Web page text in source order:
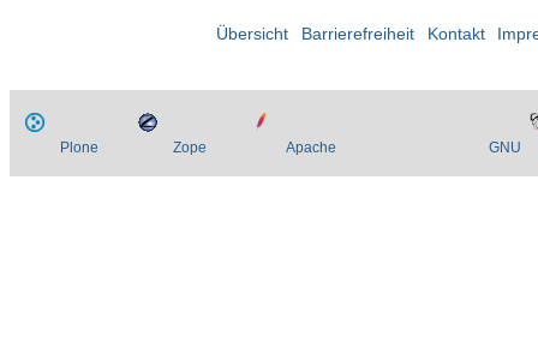
Übersicht Barrierefreiheit Kontakt
Plone Zope Apache GNU